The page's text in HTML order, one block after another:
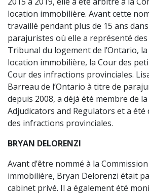
location immobilière. Avant cette
travaillé pendant plus de 15 ans
parajuristes où elle a représenté
Tribunal du logement de l’Ontario,
location immobilière, la Cour des
Cour des infractions provinciales.
Barreau de l’Ontario à titre de
depuis 2008, a déjà été membre de
Adjudicators and Regulators et a été
des infractions provinciales.
BRYAN DELORENZI
Avant d’être nommé à la
immobilière, Bryan Delorenzi était
cabinet privé. Il a également été